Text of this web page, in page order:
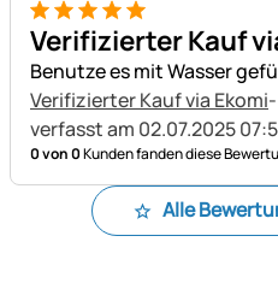
5 von 5
Verifizierter Kauf
Benutze es mit Wasser
Verifizierter Kauf via Ekomi
verfasst am 02.07.2025
0 von 0Kunden fanden diese
Alle